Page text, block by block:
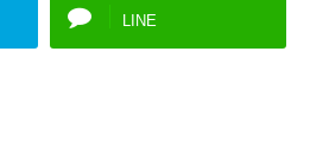
LINE